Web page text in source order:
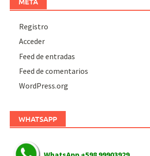
Registro
Acceder
Feed de entradas
Feed de comentarios
WordPress.org
WHATSAPP